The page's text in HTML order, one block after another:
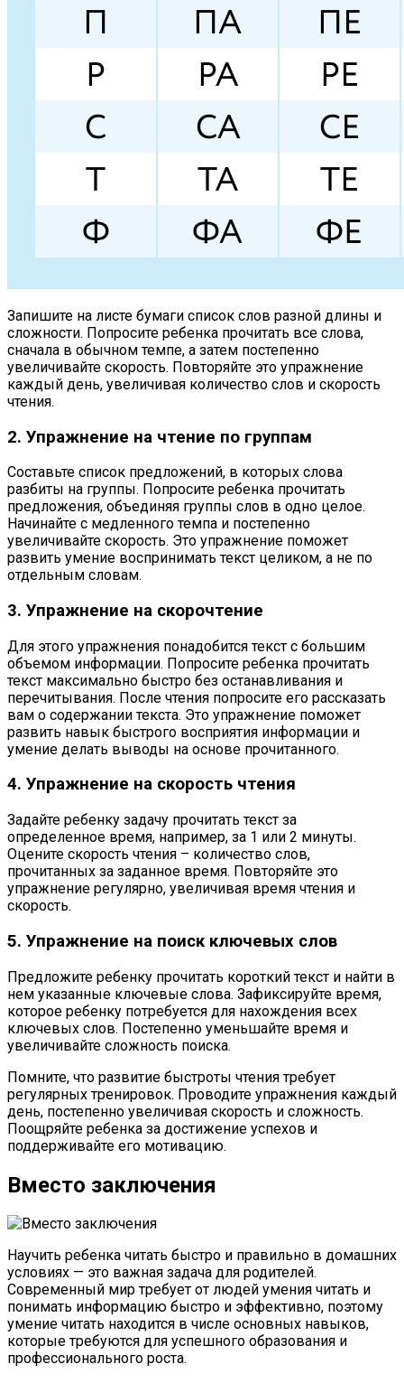
Запишите на листе бумаги список слов разной длины и
сложности. Попросите ребенка прочитать все слова,
сначала в обычном темпе, а затем постепенно
увеличивайте скорость. Повторяйте это упражнение
каждый день, увеличивая количество слов и скорость
чтения.
2. Упражнение на чтение по группам
Составьте список предложений, в которых слова
разбиты на группы. Попросите ребенка прочитать
предложения, объединяя группы слов в одно целое.
Начинайте с медленного темпа и постепенно
увеличивайте скорость. Это упражнение поможет
развить умение воспринимать текст целиком, а не по
отдельным словам.
3. Упражнение на скорочтение
Для этого упражнения понадобится текст с большим
объемом информации. Попросите ребенка прочитать
текст максимально быстро без останавливания и
перечитывания. После чтения попросите его рассказать
вам о содержании текста. Это упражнение поможет
развить навык быстрого восприятия информации и
умение делать выводы на основе прочитанного.
4. Упражнение на скорость чтения
Задайте ребенку задачу прочитать текст за
определенное время, например, за 1 или 2 минуты.
Оцените скорость чтения – количество слов,
прочитанных за заданное время. Повторяйте это
упражнение регулярно, увеличивая время чтения и
скорость.
5. Упражнение на поиск ключевых слов
Предложите ребенку прочитать короткий текст и найти в
нем указанные ключевые слова. Зафиксируйте время,
которое ребенку потребуется для нахождения всех
ключевых слов. Постепенно уменьшайте время и
увеличивайте сложность поиска.
Помните, что развитие быстроты чтения требует
регулярных тренировок. Проводите упражнения каждый
день, постепенно увеличивая скорость и сложность.
Поощряйте ребенка за достижение успехов и
поддерживайте его мотивацию.
Вместо заключения
Научить ребенка читать быстро и правильно в домашних
условиях — это важная задача для родителей.
Современный мир требует от людей умения читать и
понимать информацию быстро и эффективно, поэтому
умение читать находится в числе основных навыков,
которые требуются для успешного образования и
профессионального роста.